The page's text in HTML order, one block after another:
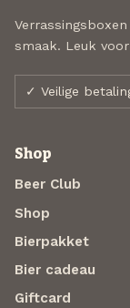
smaak. Leuk
✓ Veilige
Shop
Beer Club
Shop
Bierpakket
Bier cadeau
Giftcard